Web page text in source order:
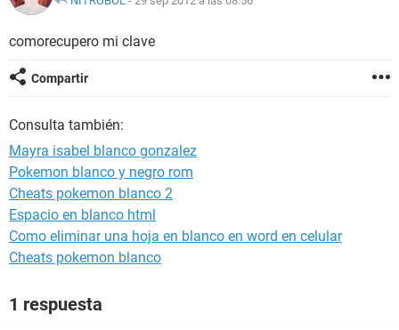
comorecupero mi clave
Compartir
Consulta también:
Mayra isabel blanco gonzalez
Pokemon blanco y negro rom
Cheats pokemon blanco 2
Espacio en blanco html
Como eliminar una hoja en blanco en word en celular
Cheats pokemon blanco
1 respuesta